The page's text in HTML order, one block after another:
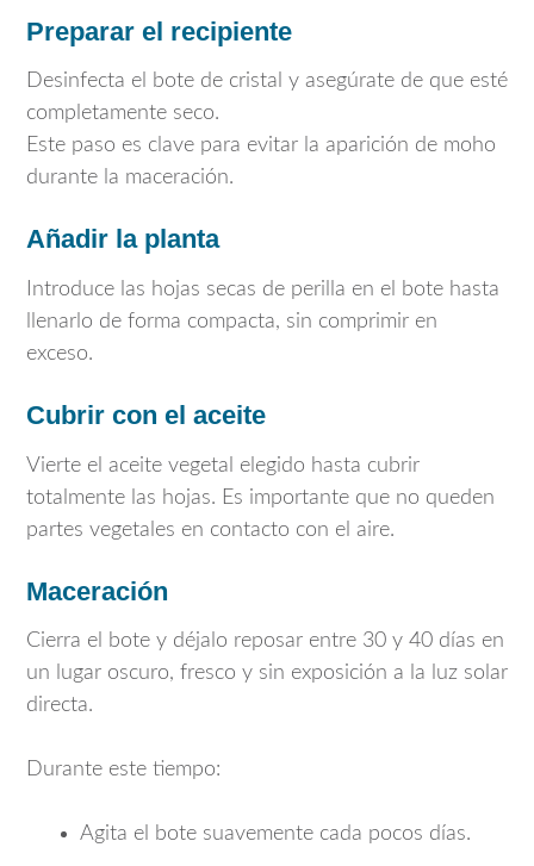
Preparar el recipiente
Desinfecta el bote de cristal y asegúrate de que esté
completamente seco.
Este paso es clave para evitar la aparición de moho
durante la maceración.
Añadir la planta
Introduce las hojas secas de perilla en el bote hasta
llenarlo de forma compacta, sin comprimir en
exceso.
Cubrir con el aceite
Vierte el aceite vegetal elegido hasta cubrir
totalmente las hojas. Es importante que no queden
partes vegetales en contacto con el aire.
Maceración
Cierra el bote y déjalo reposar entre 30 y 40 días en
un lugar oscuro, fresco y sin exposición a la luz solar
directa.
Durante este tiempo:
Agita el bote suavemente cada pocos días.